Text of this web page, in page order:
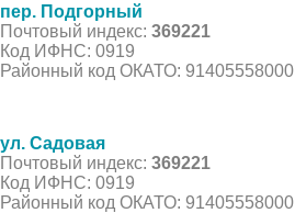
пер. Подгорный
Почтовый индекс: 369221
Код ИФНС: 0919
Районный код ОКАТО: 91405558000
ул. Садовая
Почтовый индекс: 369221
Код ИФНС: 0919
Районный код ОКАТО: 91405558000